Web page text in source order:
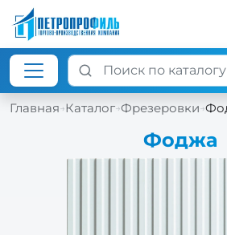
Главная→Каталог→Фрезеровки→
Фоджа